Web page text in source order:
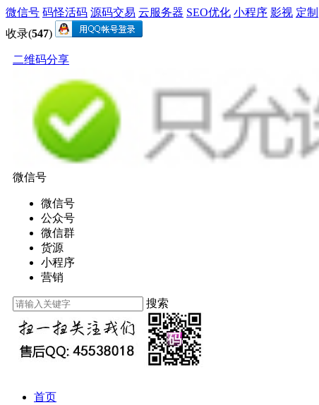
微信号 码怪活码 源码交易 云服务器 SEO优化 小程序 影视 定制
收录(547)
二维码分享
微信号
微信号
公众号
微信群
货源
小程序
营销
搜索
首页